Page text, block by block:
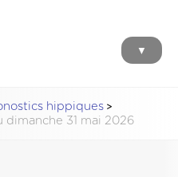
▼
hippiques
dimanche 31 mai 2026